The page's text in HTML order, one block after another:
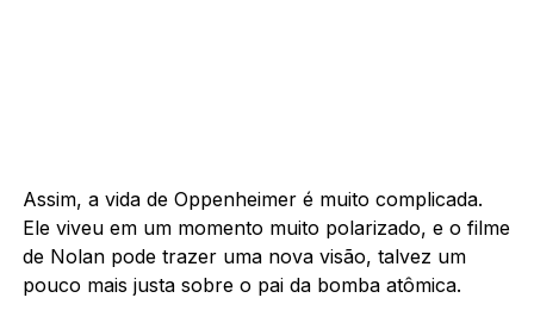
Assim, a vida de Oppenheimer é muito complicada.
Ele viveu em um momento muito polarizado, e o filme
de Nolan pode trazer uma nova visão, talvez um
pouco mais justa sobre o pai da bomba atômica.